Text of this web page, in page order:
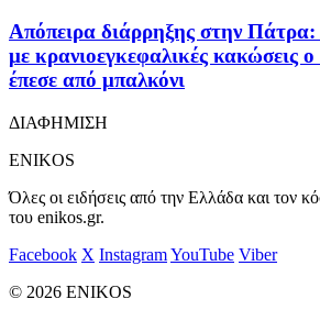
Απόπειρα διάρρηξης στην
με κρανιοεγκεφαλικές κακώσεις
έπεσε από μπαλκόνι
ΔΙΑΦΗΜΙΣΗ
ENIKOS
Όλες οι ειδήσεις από την Ελλάδα και τον
του enikos.gr.
Facebook X InstagramYouTube Viber
© 2026 ENIKOS